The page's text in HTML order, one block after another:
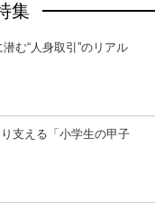
集
む“人身取引”のリアル
支える「小学生の甲子